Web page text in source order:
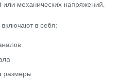
или механических напряжений.
в себя:
размеры